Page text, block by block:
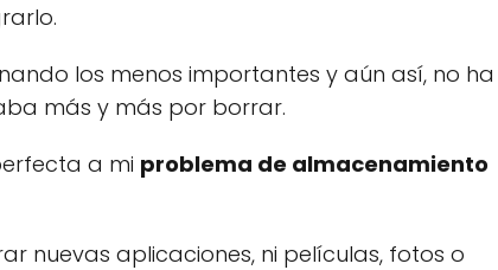
los menos importantes y aún así, no ha
más y más por borrar.
a mi problema de almacenamiento
nuevas aplicaciones, ni películas, fotos o